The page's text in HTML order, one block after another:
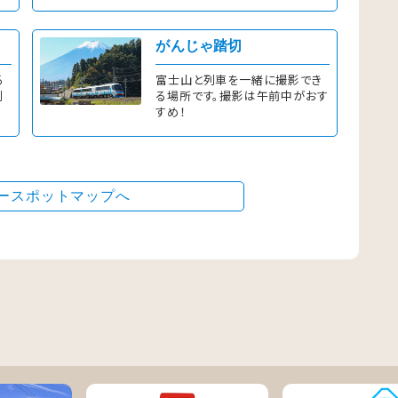
詳しくはこちら がんじゃ踏切
富士山と列車を一緒に撮影でき
る場所です。撮影は午前中がおす
すめ！
スポットマップへ